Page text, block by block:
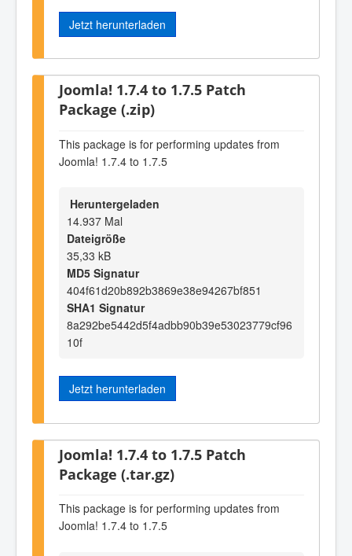
Jetzt herunterladen
Joomla! 1.7.4 to 1.7.5 Patch
Package (.zip)
This package is for performing updates from
Joomla! 1.7.4 to 1.7.5
Heruntergeladen
14.937 Mal
Dateigröße
35,33 kB
MD5 Signatur
404f61d20b892b3869e38e94267bf851
SHA1 Signatur
8a292be5442d5f4adbb90b39e53023779cf96
10f
Jetzt herunterladen
Joomla! 1.7.4 to 1.7.5 Patch
Package (.tar.gz)
This package is for performing updates from
Joomla! 1.7.4 to 1.7.5